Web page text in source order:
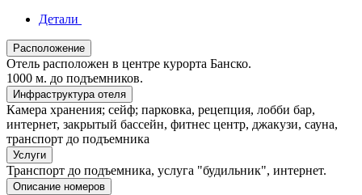
Детали
Расположение
Отель расположен в центре курорта Банско.
1000 м. до подъемников.
Инфраструктура отеля
Камера хранения; сейф; парковка, рецепция, лобби бар,
интернет, закрытый бассейн, фитнес центр, джакузи, сауна,
транспорт до подъемника
Услуги
Транспорт до подъемника, услуга "будильник", интернет.
Описание номеров